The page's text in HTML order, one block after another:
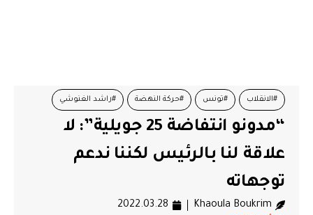
#الانقلاب #تونس #حركة النهضة #راشد الغنوشي
#قيس سعيد #مدونو 25 جويلية
“مدونو انتفاضة 25 جويلية”: لا
علاقة لنا بالرئيس لكننا ندعم
توجهاته
Khaoula Boukrim
2022.03.28